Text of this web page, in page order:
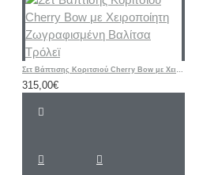
Σετ Βάπτισης Κοριτσιού Cherry Bow με Χειροποίητη Ζωγραφισμένη Βαλίτσα Τρόλεϊ
315,00€